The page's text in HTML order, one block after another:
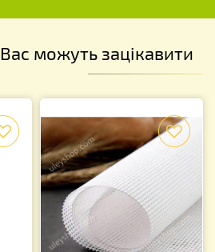
Вас можуть зацікавити